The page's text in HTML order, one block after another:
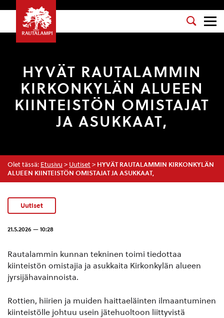
HYVÄT RAUTALAMMIN
KIRKONKYLÄN ALUEEN
KIINTEISTÖN OMISTAJAT
JA ASUKKAAT,
Olet tässä: Etusivu > Uutiset > HYVÄT RAUTALAMMIN KIRKONKYLÄN
ALUEEN KIINTEISTÖN OMISTAJAT JA ASUKKAAT,
Uutiset
21.5.2026 — 10:28
Rautalammin kunnan tekninen toimi tiedottaa
kiinteistön omistajia ja asukkaita Kirkonkylän alueen
jyrsijähavainnoista.
Rottien, hiirien ja muiden haittaeläinten ilmaantuminen
kiinteistölle johtuu usein jätehuoltoon liittyvistä